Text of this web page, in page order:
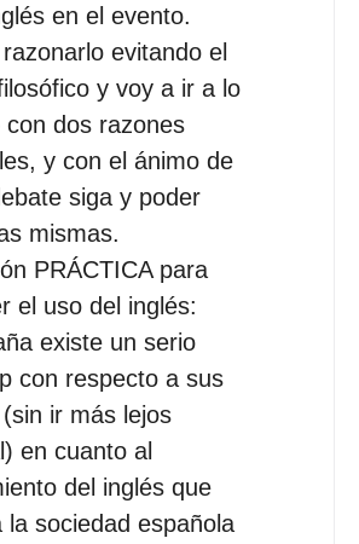
en el evento.
evitando el
y voy a ir a lo
con dos razones
y con el ánimo de
siga y poder
mismas.
PRÁCTICA para
el uso del inglés:
existe un serio
con respecto a sus
ir más lejos
en cuanto al
del inglés que
la sociedad española